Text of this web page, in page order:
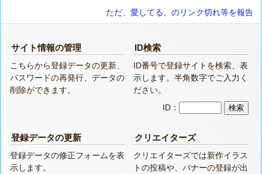
ただ、愛してる。のリンク切れ等を報告
サイト情報の管理
こちらから登録データの更新、
パスワードの再発行、データの
削除ができます。
ID検索
ID番号で登録サイトを検索、表
示します。半角数字でご入力く
ださい。
ID：
登録データの更新
登録データの修正フォームを表
示します。
クリエイターズ
クリエイターズでは新作イラス
トの投稿や、バナーの登録が出